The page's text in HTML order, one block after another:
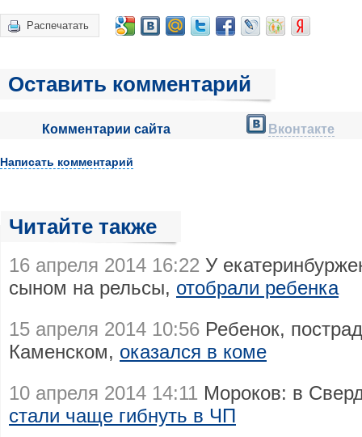
Распечатать
Оставить комментарий
Комментарии сайта Вконтакте
Написать комментарий
Читайте также
16 апреля 2014 16:22 У
сыном на рельсы, отобрали ребенка
15 апреля 2014 10:56 Ребенок,
Каменском, оказался в коме
10 апреля 2014 14:11 Мороков: в
стали чаще гибнуть в ЧП